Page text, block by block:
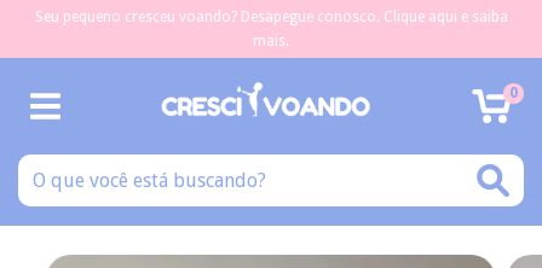
Seu pequeno cresceu voando? Desapegue conosco. Clique aqui e saiba
mais.
0